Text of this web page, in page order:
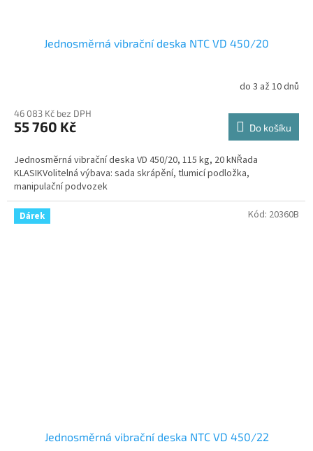
Jednosměrná vibrační deska NTC VD 450/20
do 3 až 10 dnů
46 083 Kč bez DPH
55 760 Kč Do košíku
Jednosměrná vibrační deska VD 450/20, 115 kg, 20 kNŘada
KLASIKVolitelná výbava: sada skrápění, tlumicí podložka,
manipulační podvozek
Dárek
Jednosměrná vibrační deska NTC VD 450/22
Kód: 20360B